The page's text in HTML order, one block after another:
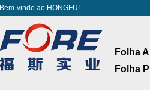
Bem-vindo ao HONGFU!
Folha
Folha